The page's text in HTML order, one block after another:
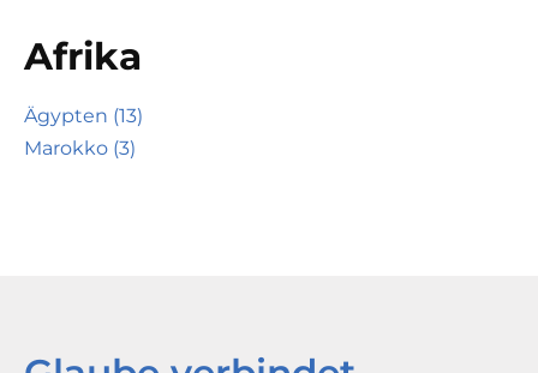
Afrika
Ägypten (13)
Marokko (3)